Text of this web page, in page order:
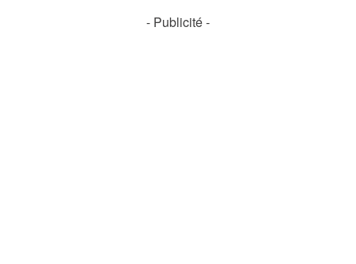
- Publicité -